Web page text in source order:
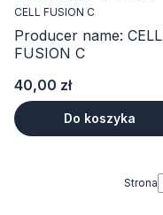
CELL FUSION C
Producer name: CELL
FUSION C
Cena
40,00 zł
Do koszyka
Strona